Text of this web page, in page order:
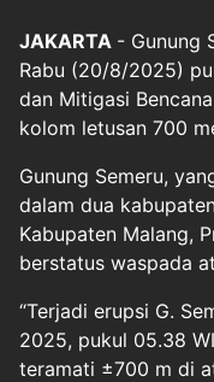
JAKARTA - Gunung
Rabu (20/8/2025)
dan Mitigasi
kolom letusan 700
Gunung Semeru,
dalam dua
Kabupaten Malang,
berstatus waspada
“Terjadi erupsi G.
2025, pukul 05.38
teramati ±700 m di